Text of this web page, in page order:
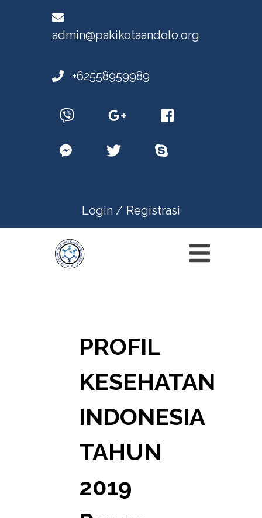
admin@pakikotaandolo.org
+62558959989
Login / Registrasi
PROFIL
KESEHATAN
INDONESIA
TAHUN
2019